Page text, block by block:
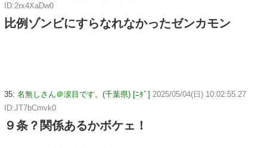
ID:2rx4XaDw0
比例ゾンビにすらなれなかったゼンカモン
35: 名無しさん＠涙目です。(千葉県) [ﾆﾀﾞ] 2025/05/04(日) 10:02:55.27
ID:JT7bCmvk0
９条？関係あるかボケェ！